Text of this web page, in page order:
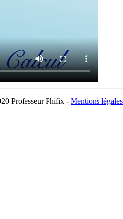
Professeur Phifix - Mentions légales